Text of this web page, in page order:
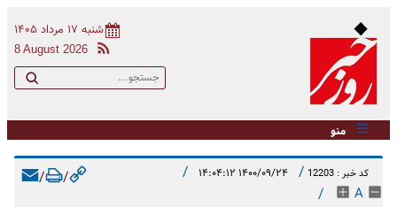
شنبه ۱۷ مرداد ۱۴۰۵
8 August 2026
منو
کد خبر : 12203 / ۱۴۰۰/۰۹/۲۴ ۱۴:۰۴:۱۲ /
A
/
/
/